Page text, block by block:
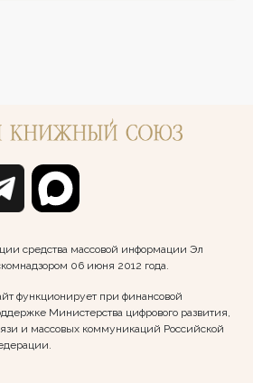
средства массовой информации Эл
06 июня 2012 года.
функционирует при финансовой
Министерства цифрового развития,
и массовых коммуникаций Российской